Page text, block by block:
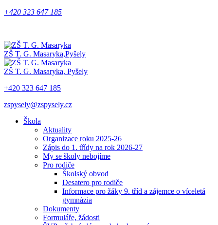
+420 323 647 185
ZŠ T. G. Masaryka,Pyšely
ZŠ T. G. Masaryka, Pyšely
+420 323 647 185
zspysely@zspysely.cz
Škola
Aktuality
Organizace roku 2025-26
Zápis do 1. třídy na rok 2026-27
My se školy nebojíme
Pro rodiče
Školský obvod
Desatero pro rodiče
Informace pro žáky 9. tříd a zájemce o víceletá
gymnázia
Dokumenty
Formuláře, žádosti